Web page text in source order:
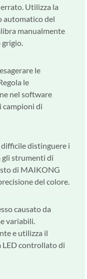
Utilizza la
automatico del
manualmente
le
le
nel software
campioni di
difficile distinguere i
strumenti di
di MAIKONG
del colore.
causato da
variabili.
e utilizza il
LED controllato di